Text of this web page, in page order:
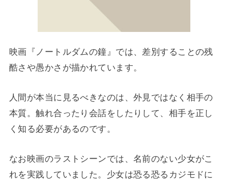
映画『ノートルダムの鐘』では、差別することの残
酷さや愚かさが描かれています。
人間が本当に見るべきなのは、外見ではなく相手の
本質。触れ合ったり会話をしたりして、相手を正し
く知る必要があるのです。
なお映画のラストシーンでは、名前のない少女がこ
れを実践していました。少女は恐る恐るカジモドに